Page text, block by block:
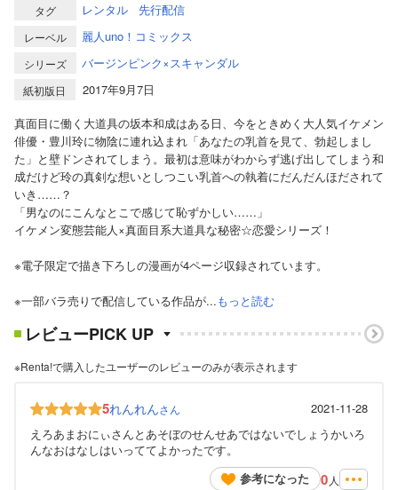
タグ レンタル 先行配信
レーベル 麗人uno！コミックス
シリーズ バージンピンク×スキャンダル
紙初版日
2017年9月7日
真面目に働く大道具の坂本和成はある日、今をときめく大人気イケメン
俳優・豊川玲に物陰に連れ込まれ「あなたの乳首を見て、勃起しまし
た」と壁ドンされてしまう。最初は意味がわからず逃げ出してしまう和
成だけど玲の真剣な想いとしつこい乳首への執着にだんだんほだされて
いき……？
「男なのにこんなとこで感じて恥ずかしい……」
イケメン変態芸能人×真面目系大道具な秘密☆恋愛シリーズ！
※電子限定で描き下ろしの漫画が4ページ収録されています。
※一部バラ売りで配信している作品が...もっと読む
レビューPICK UP
※Renta!で購入したユーザーのレビューのみが表示されます
5れんれんさん
2021-11-28
えろあまおにぃさんとあそぼのせんせあではないでしょうかいろ
んなおはなしはいっててよかったです。
参考になった
0 人